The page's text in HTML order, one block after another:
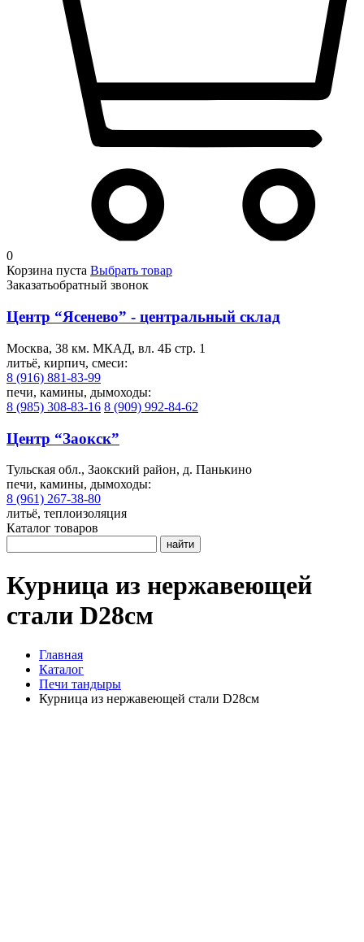
0
Корзина пуста Выбрать товар
Заказатьобратный звонок
Центр “Ясенево” - центральный склад
Москва, 38 км. МКАД, вл. 4Б стр. 1
литьё, кирпич, смеси:
8 (916) 881-83-99
печи, камины, дымоходы:
8 (985) 308-83-16 8 (909) 992-84-62
Центр “Заокск”
Тульская обл., Заокский район, д. Панькино
печи, камины, дымоходы:
8 (961) 267-38-80
литьё, теплоизоляция
Каталог товаров
найти
Курница из нержавеющей
стали D28см
Главная
Каталог
Печи тандыры
Курница из нержавеющей стали D28см